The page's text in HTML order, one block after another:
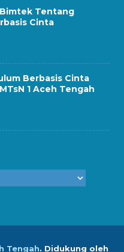
Tentang
Cinta
Berbasis Cinta
1 Aceh Tengah
Tengah. Didukung oleh